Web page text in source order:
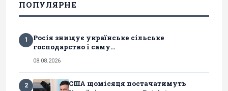
ПОПУЛЯРНЕ
1
Росія знищує українське сільське
господарство і саму...
08.08.2026
2
США щомісяця постачатимуть